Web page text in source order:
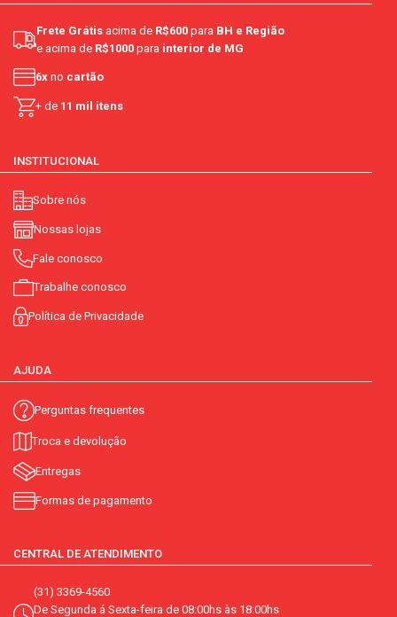
Frete Grátis acima de R$600 para BH e Região
e acima de R$1000 para interior de MG
6x no cartão
+ de 11 mil itens
INSTITUCIONAL
Sobre nós
Nossas lojas
Fale conosco
Trabalhe conosco
Política de Privacidade
AJUDA
Perguntas frequentes
Troca e devolução
Entregas
Formas de pagamento
CENTRAL DE ATENDIMENTO
(31) 3369-4560
De Segunda á Sexta-feira de 08:00hs às 18:00hs